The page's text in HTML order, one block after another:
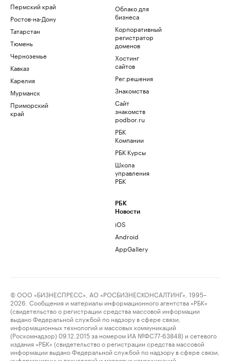
Пермский край
Ростов-на-Дону
Татарстан
Тюмень
Черноземье
Кавказ
Карелия
Мурманск
Приморский
край
Облако для
бизнеса
Корпоративный
регистратор
доменов
Хостинг
сайтов
Рег.решения
Знакомства
Сайт
знакомств
podbor.ru
РБК
Компании
РБК Курсы
Школа
управления
РБК
РБК
Новости
iOS
Android
AppGallery
© ООО «БИЗНЕСПРЕСС», АО «РОСБИЗНЕСКОНСАЛТИНГ», 1995–
2026. Сообщения и материалы информационного агентства «РБК»
(свидетельство о регистрации средства массовой информации
выдано Федеральной службой по надзору в сфере связи,
информационных технологий и массовых коммуникаций
(Роскомнадзор) 09.12.2015 за номером ИА №ФС77-63848) и сетевого
издания «РБК» (свидетельство о регистрации средства массовой
информации выдано Федеральной службой по надзору в сфере связи,